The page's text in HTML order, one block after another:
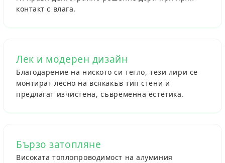
контакт с влага.
Лек и модерен дизайн
Благодарение на ниското си тегло, тези лири се
монтират лесно на всякакъв тип стени и
предлагат изчистена, съвременна естетика.
Бързо затопляне
Високата топлопроводимост на алуминия